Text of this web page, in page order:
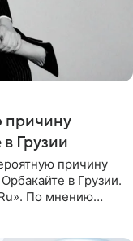
причину
Грузии
причину
в Грузии.
По мнению